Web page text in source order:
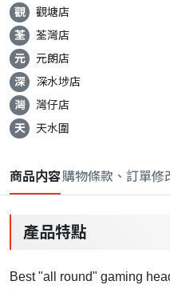
觀
觀塘店
荃
荃灣店
元
元朗店
深
深水埗店
灣
灣仔店
天
天水圍
商品内容購物條款、訂單修
產品特點
Best "all round" gaming